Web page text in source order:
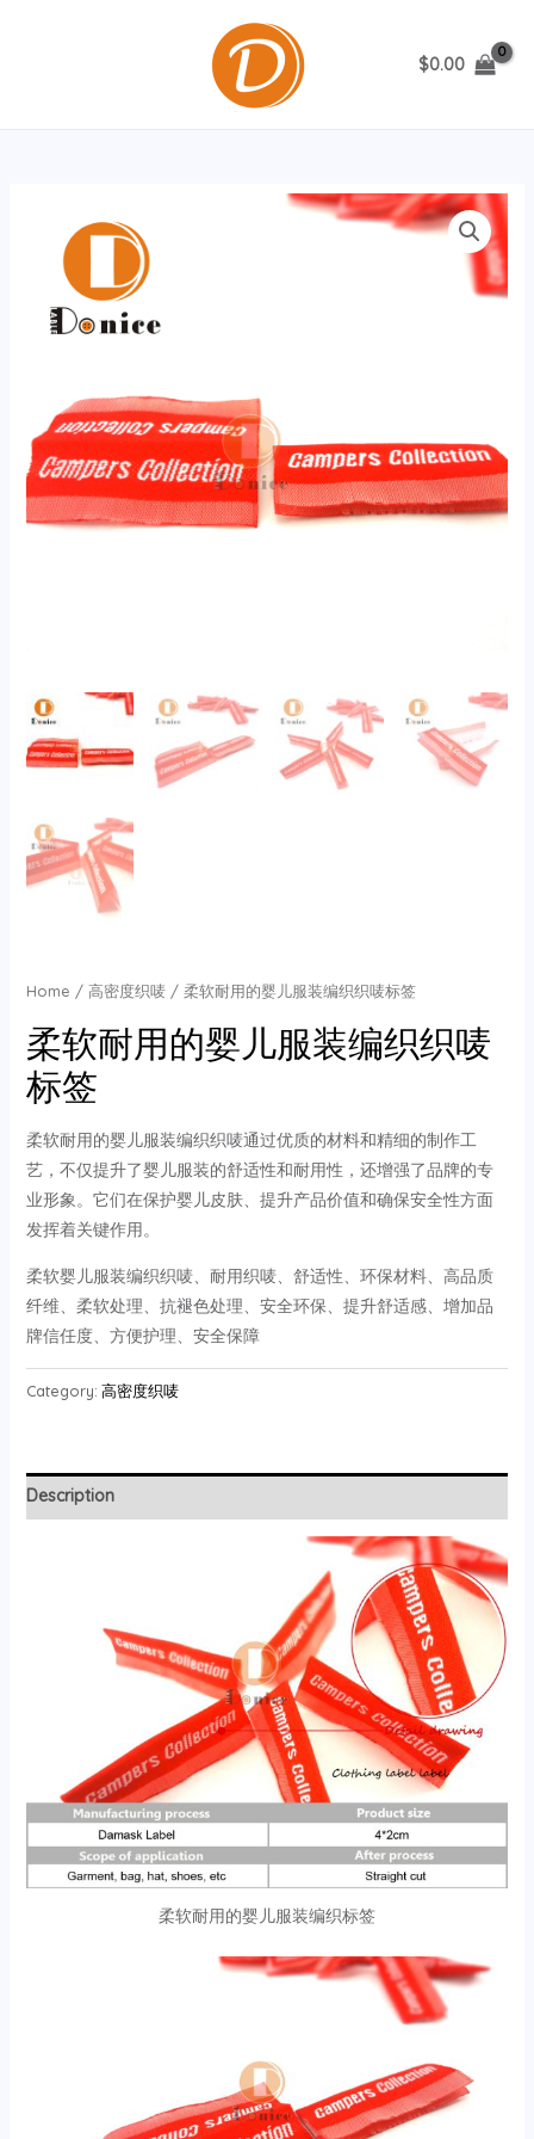
$0.00
Home / 高密度织唛/ 柔软耐用的婴儿服装编织织唛标签
柔软耐用的婴儿服装编织织唛
标签
柔软耐用的婴儿服装编织织唛通过优质的材料和精细的制作工
艺，不仅提升了婴儿服装的舒适性和耐用性，还增强了品牌的专
业形象。它们在保护婴儿皮肤、提升产品价值和确保安全性方面
发挥着关键作用。
柔软婴儿服装编织织唛、耐用织唛、舒适性、环保材料、高品质
纤维、柔软处理、抗褪色处理、安全环保、提升舒适感、增加品
牌信任度、方便护理、安全保障
Category: 高密度织唛
Description
柔软耐用的婴儿服装编织标签